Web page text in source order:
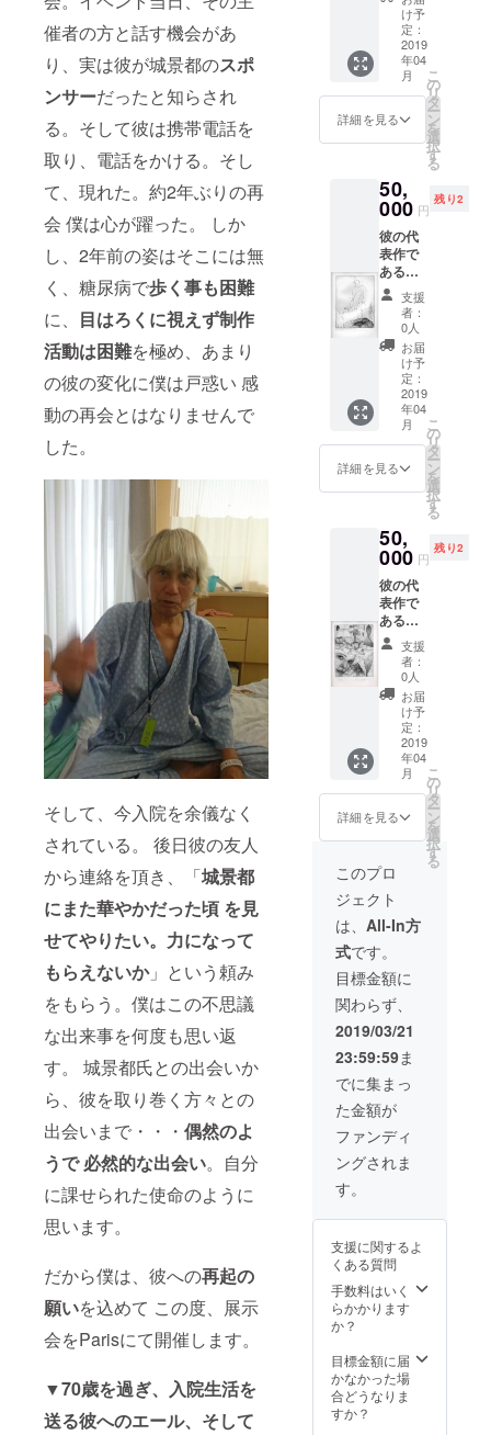
催者の方と話す機会があ
り、実は彼が城景都のスポ
ンサーだったと知らされ
る。そして彼は携帯電話を
取り、電話をかける。そし
て、現れた。約2年ぶりの再
会 僕は心が躍った。 しか
し、2年前の姿はそこには無
く、糖尿病で歩く事も困難
に、 目はろくに視えず制作
活動は困難を極め、あまり
の彼の変化に僕は戸惑い 感
動の再会とはなりませんで
した。
そして、今入院を余儀なく
されている。 後日彼の友人
から連絡を頂き、「城景都
にまた華やかだった頃 を見
せてやりたい。力になって
もらえないか」という頼み
をもらう。僕はこの不思議
な出来事を何度も思い返
す。 城景都氏との出会いか
ら、彼を取り巻く方々との
出会いまで・・・ 偶然のよ
うで 必然的な出会い。自分
に課せられた使命のように
思います。
だから僕は、彼への再起の
願いを込めて この度、展示
会をParisにて開催します。
▼70歳を過ぎ、入院生活を
送る彼へのエール、そして
で湿気
により
若干ヨ
レは生
じてい
ます。
そし
葉を添
えてお
送りし
ます。
画によ
る作
品。直
筆のサ
インと
品番入
り サイ
ズ
28x33c
年前の
ものな
ので湿
気によ
り若干
ヨレは
生じて
いま
す。そ
して、
僕から
お礼の
言葉を
添えて
お送り
しま
す。
け予
定：
2019
年04
月
詳細を見る
こ
の
リ
タ
ー
ン
を
選
択
す
る
50,
000 円
残り2
彼の代
表作で
ある葉
脈をモ
チーフ
に描い
た銅版
画によ
る作
品。直
筆のサ
インと
品番入
り サイ
ズ
28x33c
所有し
ている
のでそ
れぞれ
品番は
異なり
ます）
又 20年
前のも
のなの
で湿気
により
若干ヨ
レは生
じてい
ます。
そし
礼の言
葉を添
えてお
送りし
ます。
支援
者：
0人
お届
け予
定：
2019
年04
月
詳細を見る
こ
の
リ
タ
ー
ン
を
選
択
す
る
50,
000 円
残り2
彼の代
表作で
ある葉
脈をモ
チーフ
に描い
た銅版
画によ
る作品
サイズ
28x33(
直筆の
サイン
と品番
入り、2
枚所有
してい
るので
それぞ
れ品番
は異な
りま
す。) 又
20年前
のもの
なので
湿気な
どによ
り若干
ヨレは
生じて
いま
す。 そ
して、
言葉を
お送り
しま
す。
支援
者：
0人
お届
け予
定：
2019
年04
月
詳細を見る
こ
の
リ
タ
ー
ン
を
選
択
す
る
このプロ
ジェクト
は、 All-In方
式です。
目標金額に
関わらず、
2019/03/21
23:59:59ま
でに集まっ
た金額が
ファンディ
ングされま
す。
支援に関するよ
くある質問
手数料はいく
らかかります
か？
目標金額に届
かなかった場
合どうなりま
すか？